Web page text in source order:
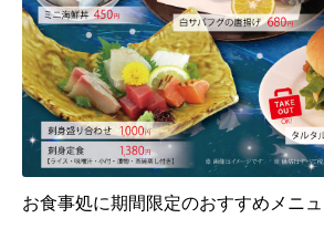
お食事処に期間限定のおすすめメニュ